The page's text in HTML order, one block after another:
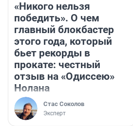
«Никого нельзя
победить». О чем
главный блокбастер
этого года, который
бьет рекорды в
прокате: честный
отзыв на «Одиссею»
Нолана
Стас Соколов
Эксперт